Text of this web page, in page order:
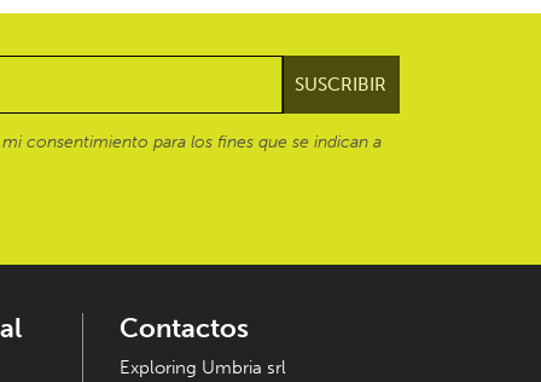
consentimiento para los fines que se indican a
Contactos
Exploring Umbria srl